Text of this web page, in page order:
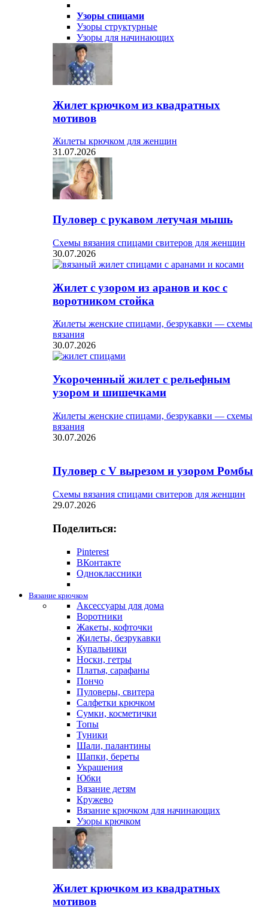
Узоры спицами
Узоры структурные
Узоры для начинающих
Жилет крючком из квадратных
мотивов
Жилеты крючком для женщин
31.07.2026
Пуловер с рукавом летучая мышь
Схемы вязания спицами свитеров для женщин
30.07.2026
Жилет с узором из аранов и кос с
воротником стойка
Жилеты женские спицами, безрукавки — схемы
вязания
30.07.2026
Укороченный жилет с рельефным
узором и шишечками
Жилеты женские спицами, безрукавки — схемы
вязания
30.07.2026
Пуловер с V вырезом и узором Ромбы
Схемы вязания спицами свитеров для женщин
29.07.2026
Поделиться:
Pinterest
ВКонтакте
Одноклассники
Вязание крючком
Аксессуары для дома
Воротники
Жакеты, кофточки
Жилеты, безрукавки
Купальники
Носки, гетры
Платья, сарафаны
Пончо
Пуловеры, свитера
Салфетки крючком
Сумки, косметички
Топы
Туники
Шали, палантины
Шапки, береты
Украшения
Юбки
Вязание детям
Кружево
Вязание крючком для начинающих
Узоры крючком
Жилет крючком из квадратных
мотивов